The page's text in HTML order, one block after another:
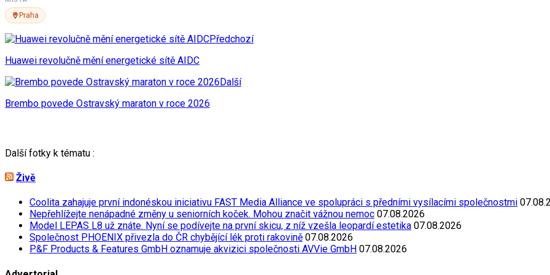
Praha
Předchozí
Huawei revolučně mění energetické sítě AIDC
Další
Brembo povede Ostravský maraton v roce 2026
Další fotky k tématu :
Živě
Coolita zahajuje první indonéskou iniciativu FAST Media Alliance ve spolupráci s předními vysílacími společnostmi
Nepřehlížejte nenápadné změny u seniorních koček. Mohou značit vážnou nemoc 07.08.2026
Model LEPAS L8 už znáte. Nyní se podívejte na první skicu, z níž vzešla leopardí estetika 07.08.2026
Společnost PHOENIX přivezla do ČR chybějící lék proti rakovině 07.08.2026
P&F Products & Features GmbH oznamuje akvizici společnosti AVVie GmbH 07.08.2026